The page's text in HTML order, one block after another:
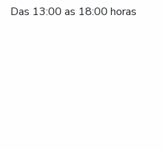
Das 13:00 as 18:00 horas